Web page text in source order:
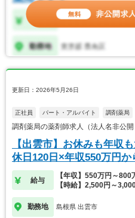
更新日：2026年5月26日
正社員 パート・アルバイト 調剤薬局
調剤薬局の薬剤師求人（法人名非公
【出雲市】お休みも年収
休日120日×年収550万円か
給与
【年収】550万円～
【時給】2,500円～
勤務地 島根県 出雲市